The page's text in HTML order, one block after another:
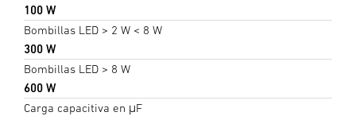
100 W
Bombillas LED > 2 W < 8 W
300 W
Bombillas LED > 8 W
600 W
Carga capacitiva en μF